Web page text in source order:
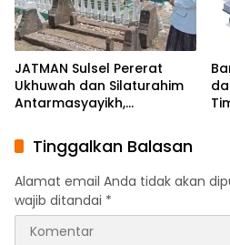
JATMAN Sulsel Pererat
Ukhuwah dan Silaturahim
Antarmasyayikh,
Ikhwan-Akhwat Thariqah
Tinggalkan Balasan
Alamat email Anda tidak akan
wajib ditandai *